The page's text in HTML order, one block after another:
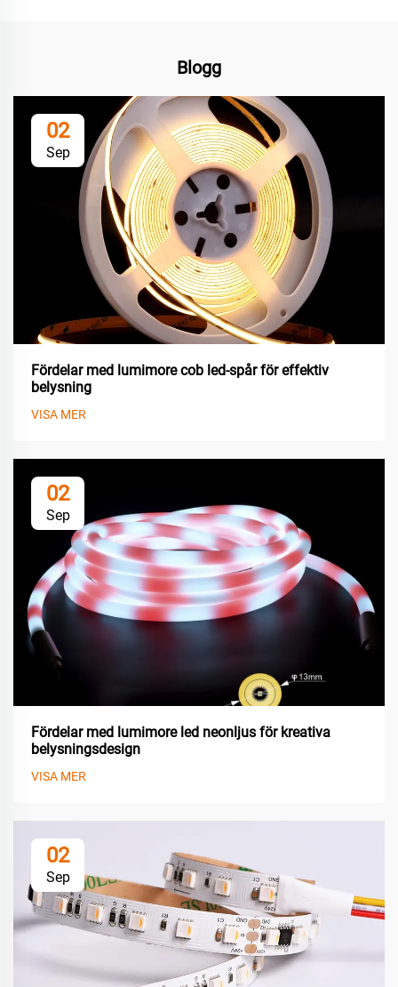
Blogg
02
Sep
Fördelar med lumimore cob led-spår för effektiv
belysning
VISA MER
02
Sep
Fördelar med lumimore led neonljus för kreativa
belysningsdesign
VISA MER
02
Sep